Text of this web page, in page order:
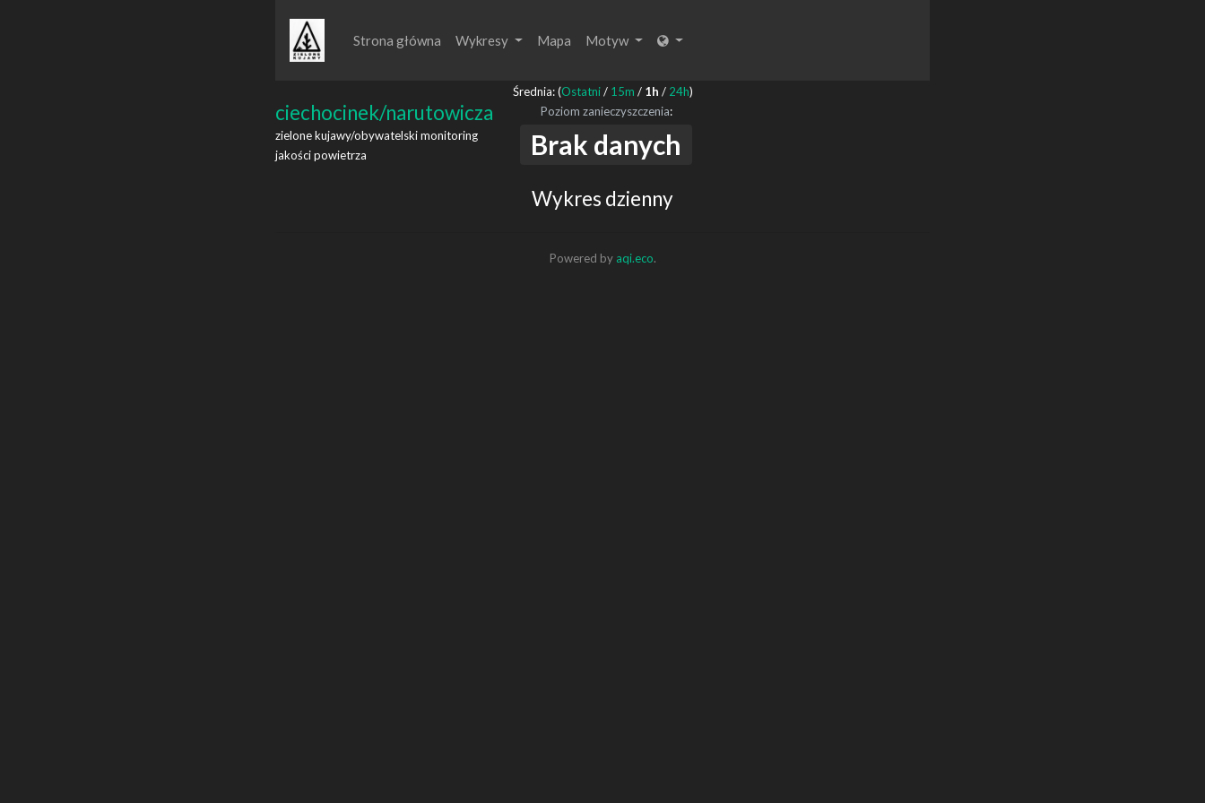
Strona główna Wykresy Mapa Motyw
Średnia: (Ostatni/ 15m / 1h / 24h)
ciechocinek/narutowicza
zielone kujawy/obywatelski monitoring
jakości powietrza
Poziom zanieczyszczenia:
Brak danych
Wykres dzienny
Powered by aqi.eco.